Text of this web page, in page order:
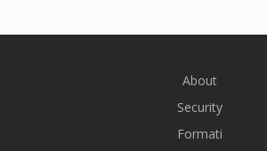
About
Security
Formati